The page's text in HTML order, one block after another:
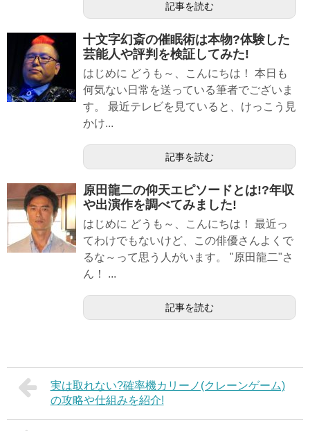
記事を読む
十文字幻斎の催眠術は本物?体験した
芸能人や評判を検証してみた!
はじめに どうも～、こんにちは！ 本日も
何気ない日常を送っている筆者でございま
す。 最近テレビを見ていると、けっこう見
かけ...
記事を読む
原田龍二の仰天エピソードとは!?年収
や出演作を調べてみました!
はじめに どうも～、こんにちは！ 最近っ
てわけでもないけど、この俳優さんよくで
るな～って思う人がいます。 "原田龍二"さ
ん！ ...
記事を読む
実は取れない?確率機カリーノ(クレーンゲーム)
の攻略や仕組みを紹介!